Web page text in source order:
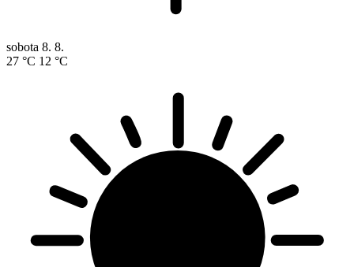
sobota 8. 8.
27 °C 12 °C